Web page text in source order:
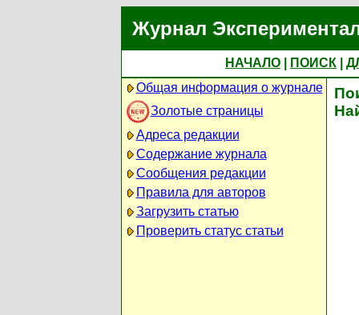
Журнал
НАЧАЛО ПОИСК
Общая информация о журнале
Золотые страницы
Адреса редакции
Содержание журнала
Сообщения редакции
Правила для авторов
Загрузить статью
Проверить статус статьи